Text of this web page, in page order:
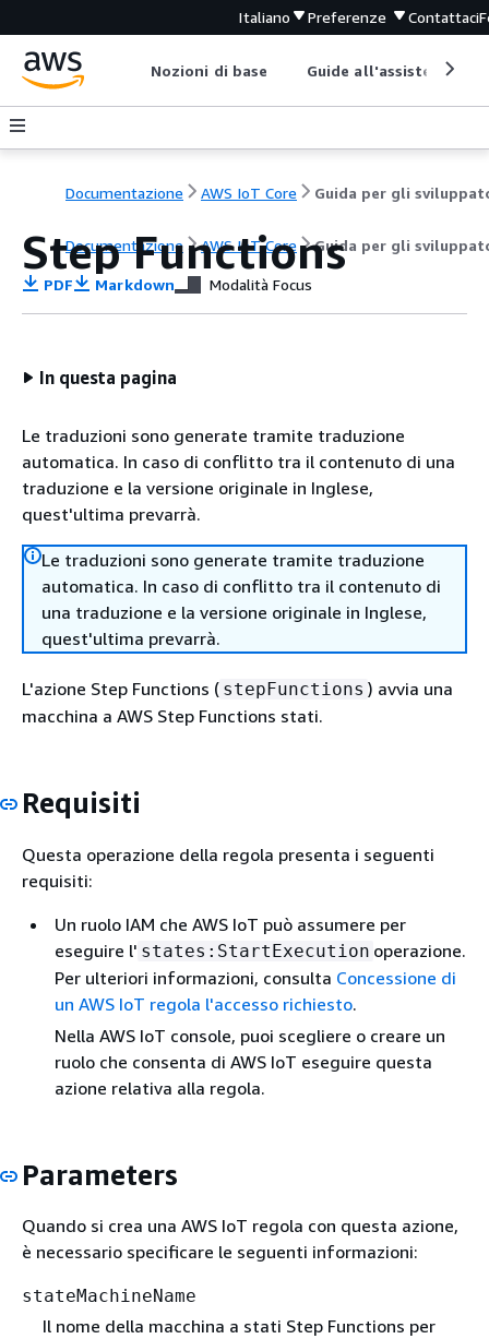
Italiano Preferenze Contattaci
Nozioni di base Guide all'assistenza
Documentazione AWS IoT Core Guida per gli
Documentazione AWS IoT Core Guida per gli
Step Functions
PDF Markdown Modalità Focus
In questa pagina
Le traduzioni sono generate tramite traduzione
automatica. In caso di conflitto tra il contenuto di una
traduzione e la versione originale in Inglese,
quest'ultima prevarrà.
Le traduzioni sono generate tramite traduzione
automatica. In caso di conflitto tra il contenuto di
una traduzione e la versione originale in Inglese,
quest'ultima prevarrà.
L'azione Step Functions ( stepFunctions ) avvia una
macchina a AWS Step Functions stati.
Requisiti
Questa operazione della regola presenta i seguenti
requisiti:
Un ruolo IAM che AWS IoT può assumere per
eseguire l' states:StartExecution operazione.
Per ulteriori informazioni, consulta Concessione di
un AWS IoT regola l'accesso richiesto.
Nella AWS IoT console, puoi scegliere o creare un
ruolo che consenta di AWS IoT eseguire questa
azione relativa alla regola.
Parameters
Quando si crea una AWS IoT regola con questa azione,
è necessario specificare le seguenti informazioni:
stateMachineName
Il nome della macchina a stati Step Functions per